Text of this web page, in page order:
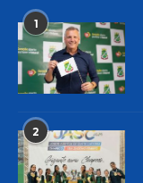
1
2